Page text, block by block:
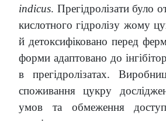
indicus. Прегідролізати було
кислотного гідролізу жому
й детоксифіковано перед
форми адаптовано до
в прегідролізатах.
споживання цукру
умов та обмеження